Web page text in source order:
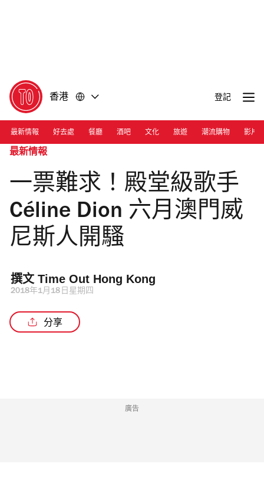
香港 登記
最新情報 好去處 餐廳 酒吧 文化 旅遊 潮流購物 影片
最新情報
一票難求！殿堂級歌手
Céline Dion 六月澳門威
尼斯人開騷
撰文 Time Out Hong Kong
2018年1月18日星期四
分享
廣告